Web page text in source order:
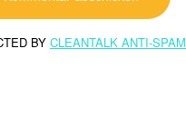
BY CLEANTALK ANTI-SPAM